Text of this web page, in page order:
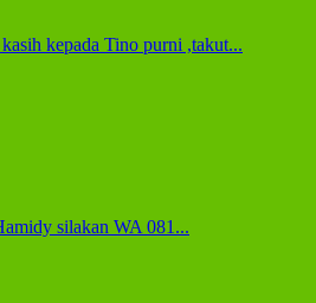
kepada Tino purni ,takut...
silakan WA 081...